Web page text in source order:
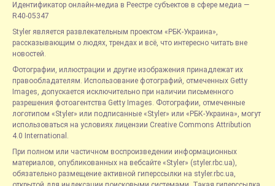
Идентификатор онлайн-медиа в Реестре субъектов в сфере медиа —
R40-05347
Styler является развлекательным проектом «РБК-Украина»,
рассказывающим о людях, трендах и всё, что интересно читать вне
новостей.
Фотографии, иллюстрации и другие изображения принадлежат их
правообладателям. Использование фотографий, отмеченных Getty
Images, допускается исключительно при наличии письменного
разрешения фотоагентства Getty Images. Фотографии, отмеченные
логотипом «Styler» или подписанные «Styler» или «РБК-Украина», могут
использоваться на условиях лицензии Creative Commons Attribution
4.0 International.
При полном или частичном воспроизведении информационных
материалов, опубликованных на вебсайте «Styler» (styler.rbc.ua),
обязательно размещение активной гиперссылки на styler.rbc.ua,